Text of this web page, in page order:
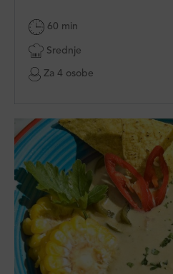
60 min
Srednje
Za 4 osobe